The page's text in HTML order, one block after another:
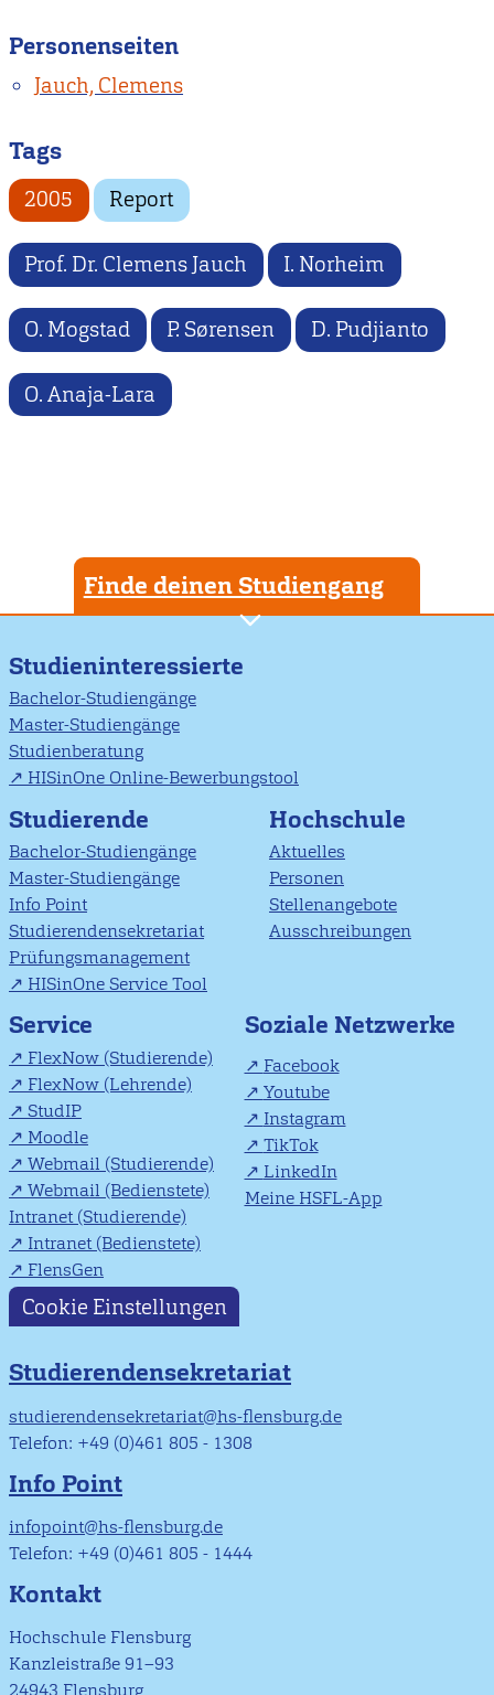
Personenseiten
Jauch, Clemens
Tags
2005 Report
Prof. Dr. Clemens Jauch I. Norheim
O. Mogstad P. Sørensen D. Pudjianto
O. Anaja-Lara
Finde deinen Studiengang
Studieninteressierte
Bachelor-Studiengänge
Master-Studiengänge
Studienberatung
HISinOne Online-Bewerbungstool
Studierende
Bachelor-Studiengänge
Master-Studiengänge
Info Point
Studierendensekretariat
Prüfungsmanagement
HISinOne Service Tool
Hochschule
Aktuelles
Personen
Stellenangebote
Ausschreibungen
Service
FlexNow (Studierende)
FlexNow (Lehrende)
StudIP
Moodle
Webmail (Studierende)
Webmail (Bedienstete)
Intranet (Studierende)
Intranet (Bedienstete)
FlensGen
Soziale Netzwerke
Facebook
Youtube
Instagram
TikTok
LinkedIn
Meine HSFL-App
Cookie Einstellungen
Studierendensekretariat
studierendensekretariat@hs-flensburg.de
Telefon: +49 (0)461 805 - 1308
Info Point
infopoint@hs-flensburg.de
Telefon: +49 (0)461 805 - 1444
Kontakt
Hochschule Flensburg
Kanzleistraße 91–93
24943 Flensburg